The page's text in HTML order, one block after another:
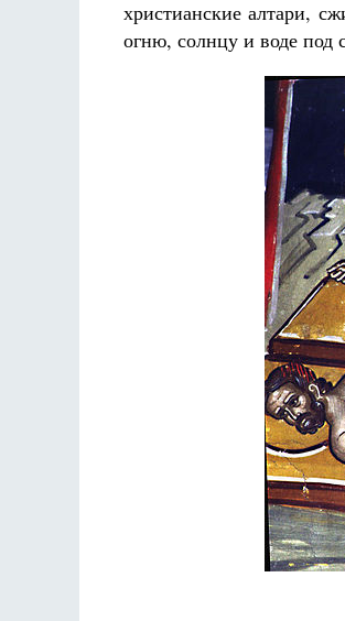
христианские алтари,
огню, солнцу и воде под
Чего ждет от нас Бог. 10 заповедей
Святитель Николай